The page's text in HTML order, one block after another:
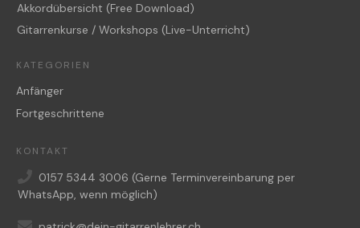
Akkordübersicht (Free Download)
Gitarrenkurse / Workshops (Live-Unterricht)
KATEGORIEN
Anfänger
Fortgeschrittene
KONTAKT
0157 5344 3006 (Gerne Terminvereinbarung per
WhatsApp, wenn möglich)